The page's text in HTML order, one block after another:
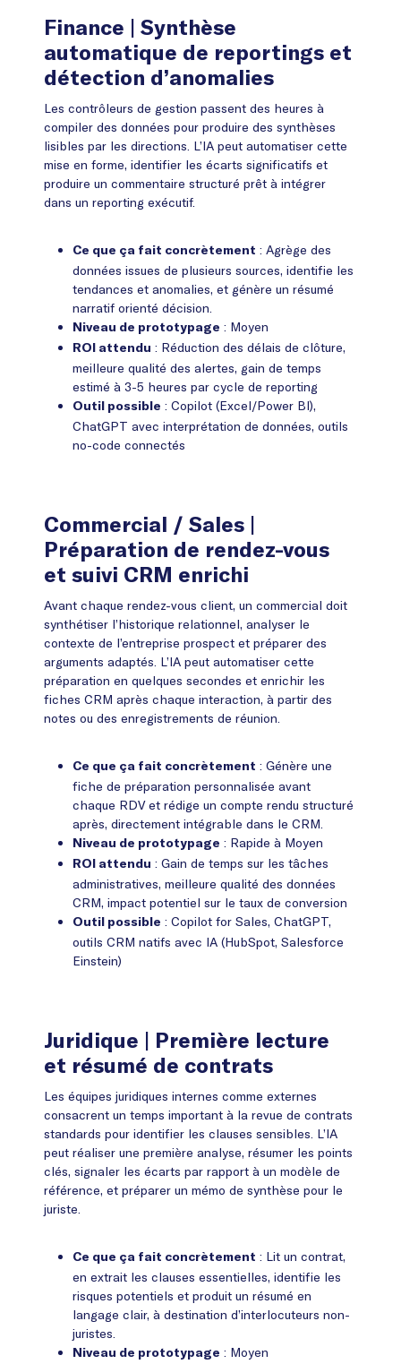
Finance | Synthèse
automatique de reportings et
détection d’anomalies
Les contrôleurs de gestion passent des heures à
compiler des données pour produire des synthèses
lisibles par les directions. L’IA peut automatiser cette
mise en forme, identifier les écarts significatifs et
produire un commentaire structuré prêt à intégrer
dans un reporting exécutif.
Ce que ça fait concrètement : Agrège des
données issues de plusieurs sources, identifie les
tendances et anomalies, et génère un résumé
narratif orienté décision.
Niveau de prototypage : Moyen
ROI attendu : Réduction des délais de clôture,
meilleure qualité des alertes, gain de temps
estimé à 3-5 heures par cycle de reporting
Outil possible : Copilot (Excel/Power BI),
ChatGPT avec interprétation de données, outils
no-code connectés
Commercial / Sales
Préparation de rendez-vous
et suivi CRM enrichi
Avant chaque rendez-vous client, un commercial doit
synthétiser l’historique relationnel, analyser le
contexte de l’entreprise prospect et préparer des
arguments adaptés. L’IA peut automatiser cette
préparation en quelques secondes et enrichir les
fiches CRM après chaque interaction, à partir des
notes ou des enregistrements de réunion.
Ce que ça fait concrètement : Génère une
fiche de préparation personnalisée avant
chaque RDV et rédige un compte rendu structuré
après, directement intégrable dans le CRM.
Niveau de prototypage : Rapide à Moyen
ROI attendu : Gain de temps sur les tâches
administratives, meilleure qualité des données
CRM, impact potentiel sur le taux de conversion
Outil possible : Copilot for Sales, ChatGPT,
outils CRM natifs avec IA (HubSpot, Salesforce
Einstein)
Juridique | Première lecture
et résumé de contrats
Les équipes juridiques internes comme externes
consacrent un temps important à la revue de contrats
standards pour identifier les clauses sensibles. L’IA
peut réaliser une première analyse, résumer les points
clés, signaler les écarts par rapport à un modèle de
référence, et préparer un mémo de synthèse pour le
juriste.
Ce que ça fait concrètement : Lit un contrat,
en extrait les clauses essentielles, identifie les
risques potentiels et produit un résumé en
langage clair, à destination d’interlocuteurs non-
juristes.
Niveau de prototypage : Moyen